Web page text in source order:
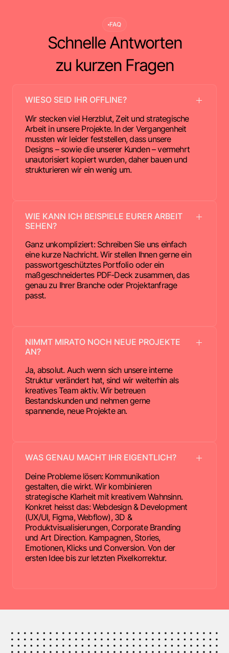
FAQ
Schnelle Antworten
zu kurzen Fragen
WIESO SEID IHR OFFLINE?
Wir stecken viel Herzblut, Zeit und strategische
Arbeit in unsere Projekte. In der Vergangenheit
mussten wir leider feststellen, dass unsere
Designs – sowie die unserer Kunden – vermehrt
unautorisiert kopiert wurden, daher bauen und
strukturieren wir ein wenig um.
WIE KANN ICH BEISPIELE EURER ARBEIT
SEHEN?
Ganz unkompliziert: Schreiben Sie uns einfach
eine kurze Nachricht. Wir stellen Ihnen gerne ein
passwortgeschütztes Portfolio oder ein
maßgeschneidertes PDF-Deck zusammen, das
genau zu Ihrer Branche oder Projektanfrage
passt.
NIMMT MIRATO NOCH NEUE PROJEKTE
AN?
Ja, absolut. Auch wenn sich unsere interne
Struktur verändert hat, sind wir weiterhin als
kreatives Team aktiv. Wir betreuen
Bestandskunden und nehmen gerne
spannende, neue Projekte an.
WAS GENAU MACHT IHR EIGENTLICH?
Deine Probleme lösen: Kommunikation
gestalten, die wirkt. Wir kombinieren
strategische Klarheit mit kreativem Wahnsinn.
Konkret heisst das: Webdesign & Development
(UX/UI, Figma, Webflow), 3D &
Produktvisualisierungen, Corporate Branding
und Art Direction. Kampagnen, Stories,
Emotionen, Klicks und Conversion. Von der
ersten Idee bis zur letzten Pixelkorrektur.